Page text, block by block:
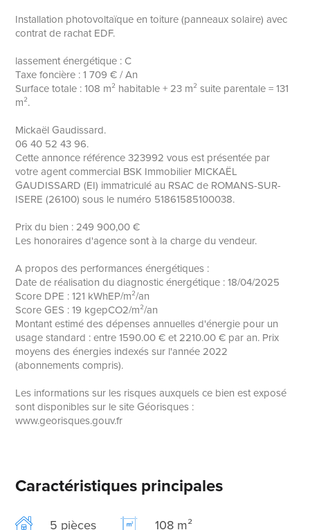
Installation photovoltaïque en toiture (panneaux solaire) avec
contrat de rachat EDF.
lassement énergétique : C
Taxe foncière : 1 709 € / An
Surface totale : 108 m² habitable + 23 m² suite parentale = 131
m².
Mickaël Gaudissard.
06 40 52 43 96.
Cette annonce référence 323992 vous est présentée par
votre agent commercial BSK Immobilier MICKAËL
GAUDISSARD (EI) immatriculé au RSAC de ROMANS-SUR-
ISERE (26100) sous le numéro 51861585100038.
Prix du bien : 249 900,00 €
Les honoraires d'agence sont à la charge du vendeur.
A propos des performances énergétiques :
Date de réalisation du diagnostic énergétique : 18/04/2025
Score DPE : 121 kWhEP/m²/an
Score GES : 19 kgepCO2/m²/an
Montant estimé des dépenses annuelles d'énergie pour un
usage standard : entre 1590.00 € et 2210.00 € par an. Prix
moyens des énergies indexés sur l'année 2022
(abonnements compris).
Les informations sur les risques auxquels ce bien est exposé
sont disponibles sur le site Géorisques :
www.georisques.gouv.fr
Caractéristiques principales
5 pièces 108 m²